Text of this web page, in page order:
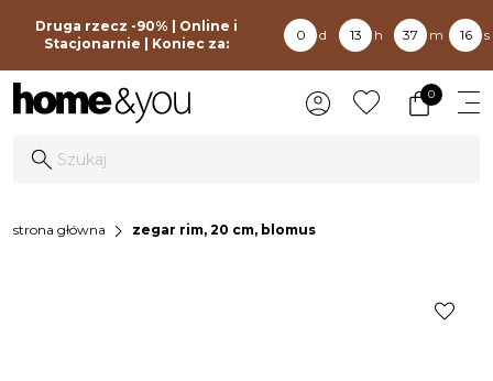
Druga rzecz -90% | Online i
Stacjonarnie | Koniec za:
0 d 13 h 37 m 16 s
0
strona główna chevron_right zegar rim, 20 cm, blomus
favorite